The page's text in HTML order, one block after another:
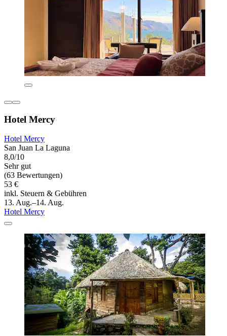
Hotel Mercy
Hotel Mercy
San Juan La Laguna
8,0/10
Sehr gut
(63 Bewertungen)
53 €
inkl. Steuern & Gebühren
13. Aug.–14. Aug.
Hotel Mercy